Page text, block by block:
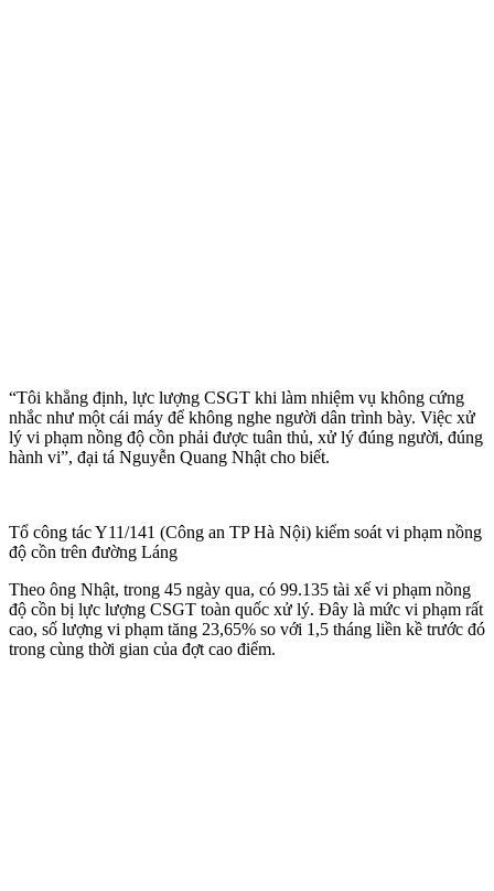
“Tôi khẳng định, lực lượng CSGT khi làm nhiệm vụ không cứng
nhắc như một cái máy để không nghe người dân trình bày. Việc xử
lý vi phạm nồng độ cồn phải được tuân thủ, xử lý đúng người, đúng
hành vi”, đại tá Nguyễn Quang Nhật cho biết.
Tổ công tác Y11/141 (Công an TP Hà Nội) kiểm soát vi phạm nồng
độ cồn trên đường Láng
Theo ông Nhật, trong 45 ngày qua, có 99.135 tài xế vi phạm nồng
độ cồn bị lực lượng CSGT toàn quốc xử lý. Đây là mức vi phạm rất
cao, số lượng vi phạm tăng 23,65% so với 1,5 tháng liền kề trước đó
trong cùng thời gian của đợt cao điểm.